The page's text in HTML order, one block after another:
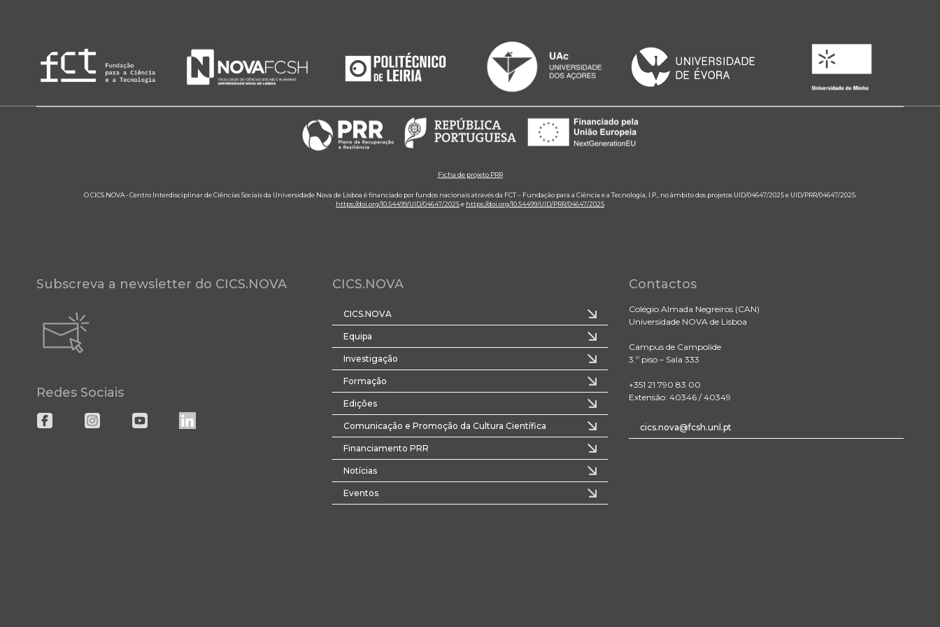
Ficha de projeto PRR
O CICS.NOVA - Centro Interdisciplinar de Ciências Sociais da Universidade Nova de Lisboa é financiado por fundos nacionais através da FCT – Fundação para a Ciência e a Tecnologia, I.P., no âmbito dos projetos UID/04647/2025 e UID/PRR/04647/2025.
https://doi.org/10.54499/UID/04647/2025e https://doi.org/10.54499/UID/PRR/04647/2025
Subscreva a newsletter do CICS.NOVA
Redes Sociais
CICS.NOVA
CICS.NOVA
Equipa
Investigação
Formação
Edições
Comunicação e Promoção da Cultura Científica
Financiamento PRR
Notícias
Eventos
Contactos
Colégio Almada Negreiros (CAN)
Universidade NOVA de Lisboa
Campus de Campolide
3.º piso – Sala 333
+351 21 790 83 00
Extensão: 40346 / 40349
cics.nova@fcsh.unl.pt